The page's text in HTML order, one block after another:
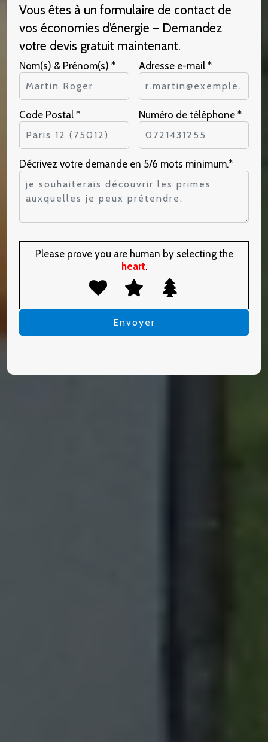
Vous êtes à un formulaire de contact de
vos économies d’énergie – Demandez
votre devis gratuit maintenant.
Nom(s) & Prénom(s) * Adresse e-mail *
Code Postal * Numéro de téléphone *
Décrivez votre demande en 5/6 mots minimum.*
Please prove you are human by selecting the
heart.